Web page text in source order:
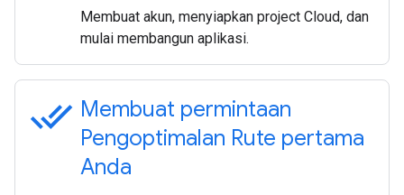
Membuat akun, menyiapkan project Cloud, dan
mulai membangun aplikasi.
done_all Membuat permintaan
Pengoptimalan Rute pertama
Anda